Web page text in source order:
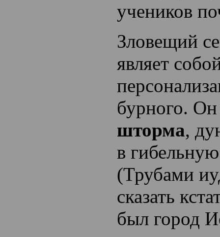
учеников
Зловещий
являет
бурного.
шторма,
в
(Трубами
сказать
был город